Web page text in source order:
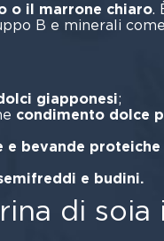
o il marrone chiaro.
B e minerali
giapponesi;
condimento dolce
e bevande proteiche
e budini.
di soia